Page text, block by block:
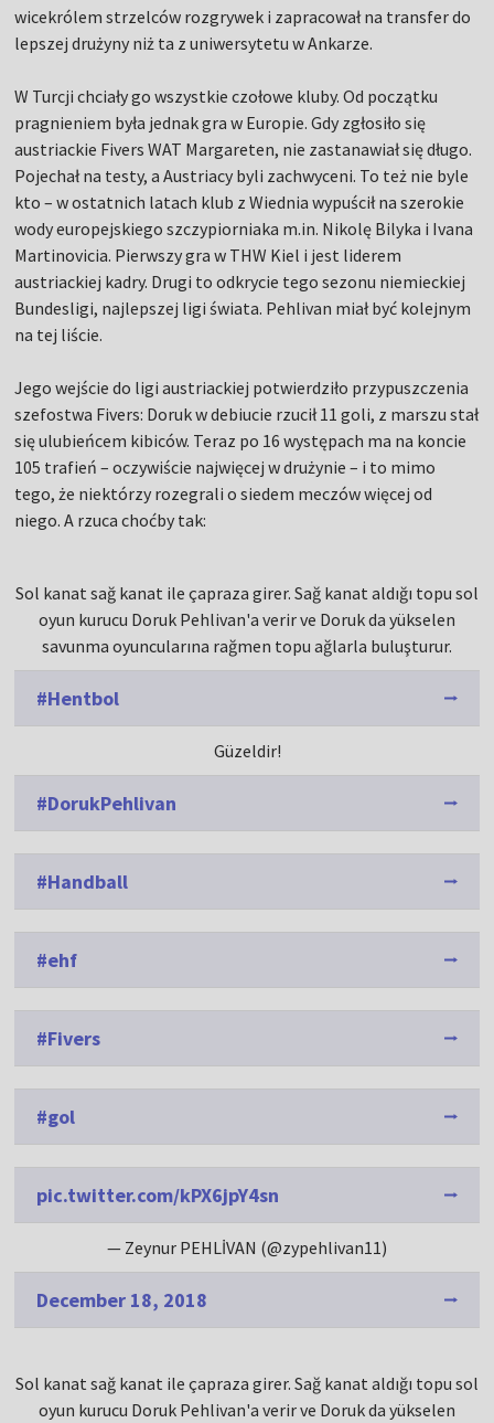
wicekrólem strzelców rozgrywek i zapracował na transfer do
lepszej drużyny niż ta z uniwersytetu w Ankarze.
W Turcji chciały go wszystkie czołowe kluby. Od początku
pragnieniem była jednak gra w Europie. Gdy zgłosiło się
austriackie Fivers WAT Margareten, nie zastanawiał się długo.
Pojechał na testy, a Austriacy byli zachwyceni. To też nie byle
kto – w ostatnich latach klub z Wiednia wypuścił na szerokie
wody europejskiego szczypiorniaka m.in. Nikolę Bilyka i Ivana
Martinovicia. Pierwszy gra w THW Kiel i jest liderem
austriackiej kadry. Drugi to odkrycie tego sezonu niemieckiej
Bundesligi, najlepszej ligi świata. Pehlivan miał być kolejnym
na tej liście.
Jego wejście do ligi austriackiej potwierdziło przypuszczenia
szefostwa Fivers: Doruk w debiucie rzucił 11 goli, z marszu stał
się ulubieńcem kibiców. Teraz po 16 występach ma na koncie
105 trafień – oczywiście najwięcej w drużynie – i to mimo
tego, że niektórzy rozegrali o siedem meczów więcej od
niego. A rzuca choćby tak:
Sol kanat sağ kanat ile çapraza girer. Sağ kanat aldığı topu sol
oyun kurucu Doruk Pehlivan'a verir ve Doruk da yükselen
savunma oyuncularına rağmen topu ağlarla buluşturur.
#Hentbol
Güzeldir!
#DorukPehlivan
#Handball
#ehf
#Fivers
#gol
pic.twitter.com/kPX6jpY4sn
— Zeynur PEHLİVAN (@zypehlivan11)
December 18, 2018
Sol kanat sağ kanat ile çapraza girer. Sağ kanat aldığı topu sol
oyun kurucu Doruk Pehlivan'a verir ve Doruk da yükselen